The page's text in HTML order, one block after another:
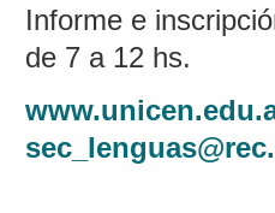
Informe e
de 7 a 12 hs.